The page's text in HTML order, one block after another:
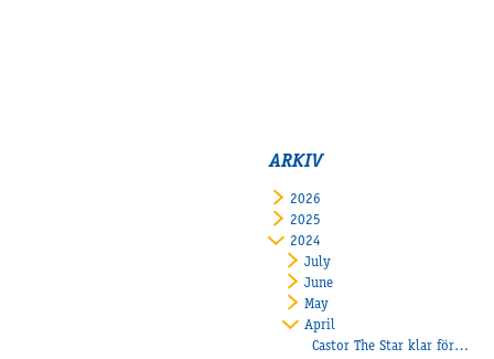
ARKIV
2026
2025
2024
July
June
May
April
Castor The Star klar för Paralympiatravet